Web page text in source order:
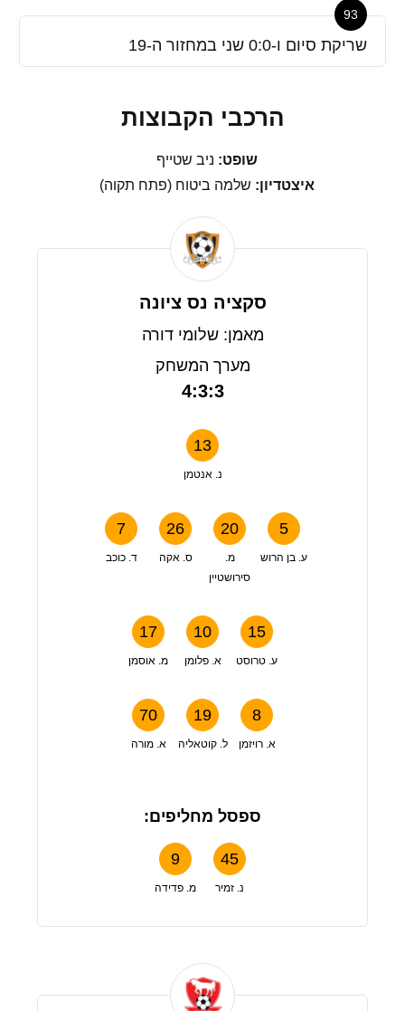
93
שריקת סיום ו-0:0 שני במחזור ה-19
הרכבי הקבוצות
שופט: ניב שטייף
איצטדיון: שלמה ביטוח (פתח תקוה)
סקציה נס ציונה
מאמן: שלומי דורה
מערך המשחק
4:3:3
13
נ. אנטמן
7
ד. כוכב
26
ס. אקה
20
מ.
סירושטיין
5
ע. בן הרוש
17
מ. אוסמן
10
א. פלומן
15
ע. טרוסט
70
א. מורה
19
ל. קוטאליה
8
א. רויזמן
ספסל מחליפים:
9
מ. פדידה
45
נ. זמיר